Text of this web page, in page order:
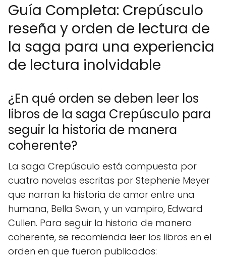
Guía Completa: Crepúsculo
reseña y orden de lectura de
la saga para una experiencia
de lectura inolvidable
¿En qué orden se deben leer los
libros de la saga Crepúsculo para
seguir la historia de manera
coherente?
La saga Crepúsculo está compuesta por
cuatro novelas escritas por Stephenie Meyer
que narran la historia de amor entre una
humana, Bella Swan, y un vampiro, Edward
Cullen. Para seguir la historia de manera
coherente, se recomienda leer los libros en el
orden en que fueron publicados: